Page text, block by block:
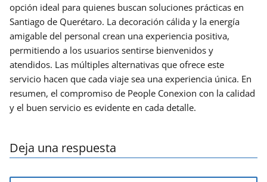
opción ideal para quienes buscan soluciones prácticas en
Santiago de Querétaro. La decoración cálida y la energía
amigable del personal crean una experiencia positiva,
permitiendo a los usuarios sentirse bienvenidos y
atendidos. Las múltiples alternativas que ofrece este
servicio hacen que cada viaje sea una experiencia única. En
resumen, el compromiso de People Conexion con la calidad
y el buen servicio es evidente en cada detalle.
Deja una respuesta